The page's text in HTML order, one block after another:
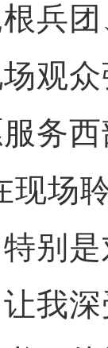
兵
观
西
现场
别
我